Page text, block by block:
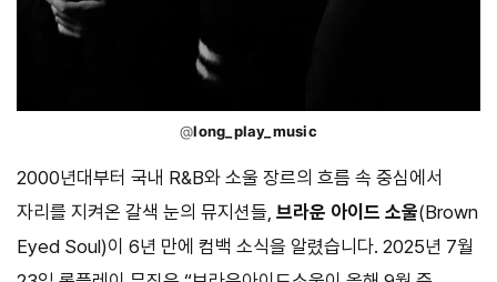
@long_play_music
2000년대부터 국내 R&B와 소울 장르의 흐름 속 중심에서
자리를 지켜온 갈색 눈의 뮤지션들, 브라운 아이드 소울(Brown
Eyed Soul)이 6년 만에 컴백 소식을 알렸습니다. 2025년 7월